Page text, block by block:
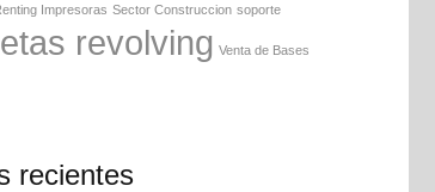
Impresoras Sector Construccion soporte
revolving Venta de Bases
recientes